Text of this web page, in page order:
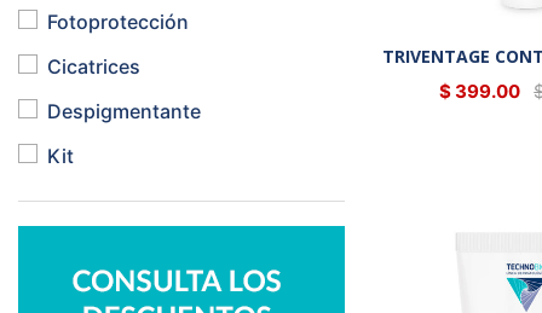
Fotoprotección
Cicatrices
Despigmentante
Kit
TRIVENTAGE
$ 399.00